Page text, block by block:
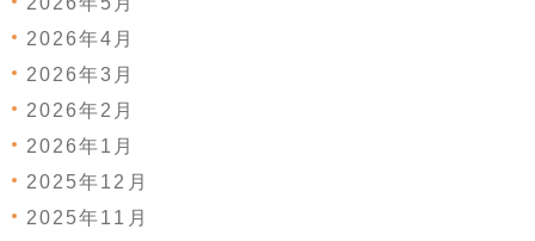
2026年4月
2026年3月
2026年2月
2026年1月
2025年12月
2025年11月